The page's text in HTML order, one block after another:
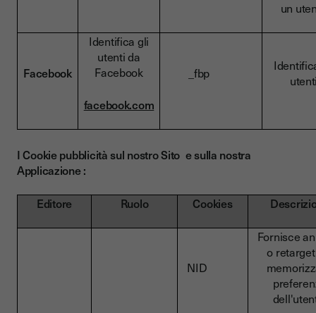
un
Facebook
Identifica gli
utenti da
Facebook
facebook.com
_fbp
I Cookie pubblicità sul nostro Sito e sulla nostra
Applicazione :
Editore
Ruolo Cookies
NID
Fornisce
o